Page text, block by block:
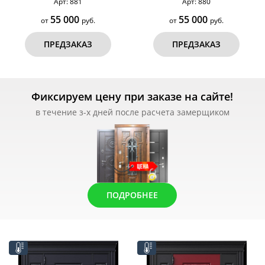
покрытием RAL 7016 (тип №3)
от 55 000 руб.
ПРЕДЗАКАЗ
покрытием RAL 7016 (тип №2)
от 55 000 руб.
ПРЕДЗАКАЗ
Фиксируем цену при заказе на сайте!
в течение з-х дней после расчета замерщиком
ПОДРОБНЕЕ